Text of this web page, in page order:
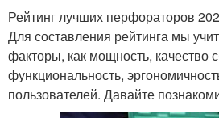
Рейтинг лучших перфораторов
Для составления рейтинга мы
факторы, как мощность, качество
функциональность,
пользователей. Давайте